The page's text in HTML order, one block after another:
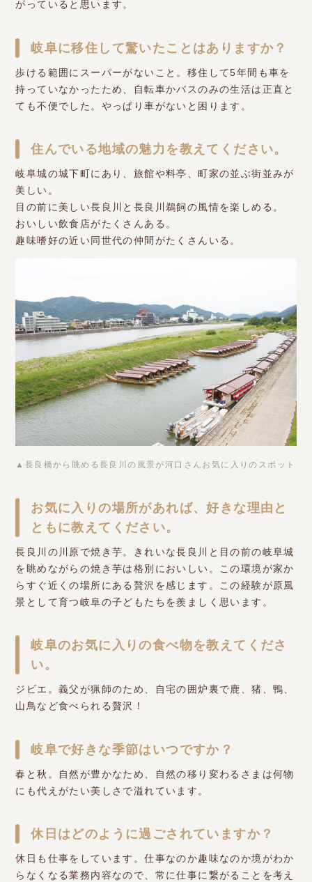
がっていると思います。
岐阜に移住して驚いたことはありますか？
歩ける範囲にスーパーがないこと。移住して5年間も車を
持っていなかったため、自転車かバスのみの生活は正直と
ても不便でした。やっぱり車がないと困ります。
住んでいる地域の魅力を教えてください。
岐阜城の城下町にあり、旅館や料亭、町家の並ぶ街並みが
美しい。
目の前に美しい長良川と長良川鵜飼の風情を楽しめる。
おいしい飲食店がたくさんある。
趣味嗜好の近い同世代の仲間がたくさんいる。
▲長良橋から眺める長良川の風景が河口さんお気に入りのスポット
お気に入りの場所があれば、好きな理由と
ともに教えてください。
長良川の川原で焼き芋。きれいな長良川と目の前の岐阜城
を眺めながらの焼き芋は格別においしい。この環境が家か
らすぐ近くの場所にある贅沢を感じます。この経験が原風
景として育つ岐阜の子どもたちを羨ましく思います。
岐阜のお気に入りの食べ物を教えてくださ
い。
ジビエ。義父が猟師のため、自宅の囲炉裏で鹿、猪、鴨、
山鳥など食べられる贅沢！
岐阜で好きな季節はいつですか？
春と秋。自然が豊かなため、自然の移り変わるさまは何物
にも代えがたい美しさで溢れています。
休日はどのように過ごされていますか？
休日も仕事をしています。仕事なのか趣味なのか境がわか
らなくなる業務内容なので、常に仕事に繋がることを考え